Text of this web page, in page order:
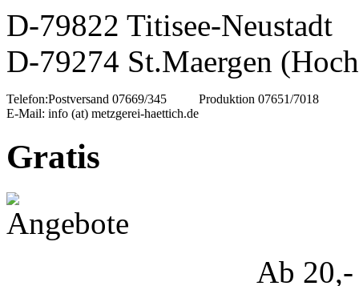
D-79822 Titisee-Neustadt
D-79274 St.Maergen
Telefon:Postversand 07669/345
Produktion 07651/7018
E-Mail: info (at) metzgerei-haettich.de
Gratis
Ab 20,-